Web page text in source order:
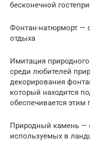
бесконечной
Фонтан-натюрморт —
отдыха
Имитация
среди любителей
декорирования
который находится
обеспечивается
Природный камень —
используемых в